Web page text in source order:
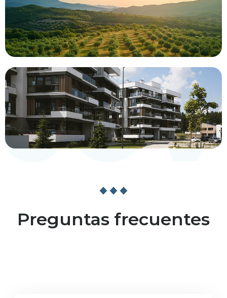
Preguntas frecuentes